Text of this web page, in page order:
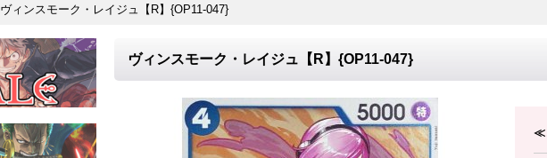
ヴィンスモーク・レイジュ【R】{OP11-047}
ヴィンスモーク・レイジュ【R】{OP11-047}
≪